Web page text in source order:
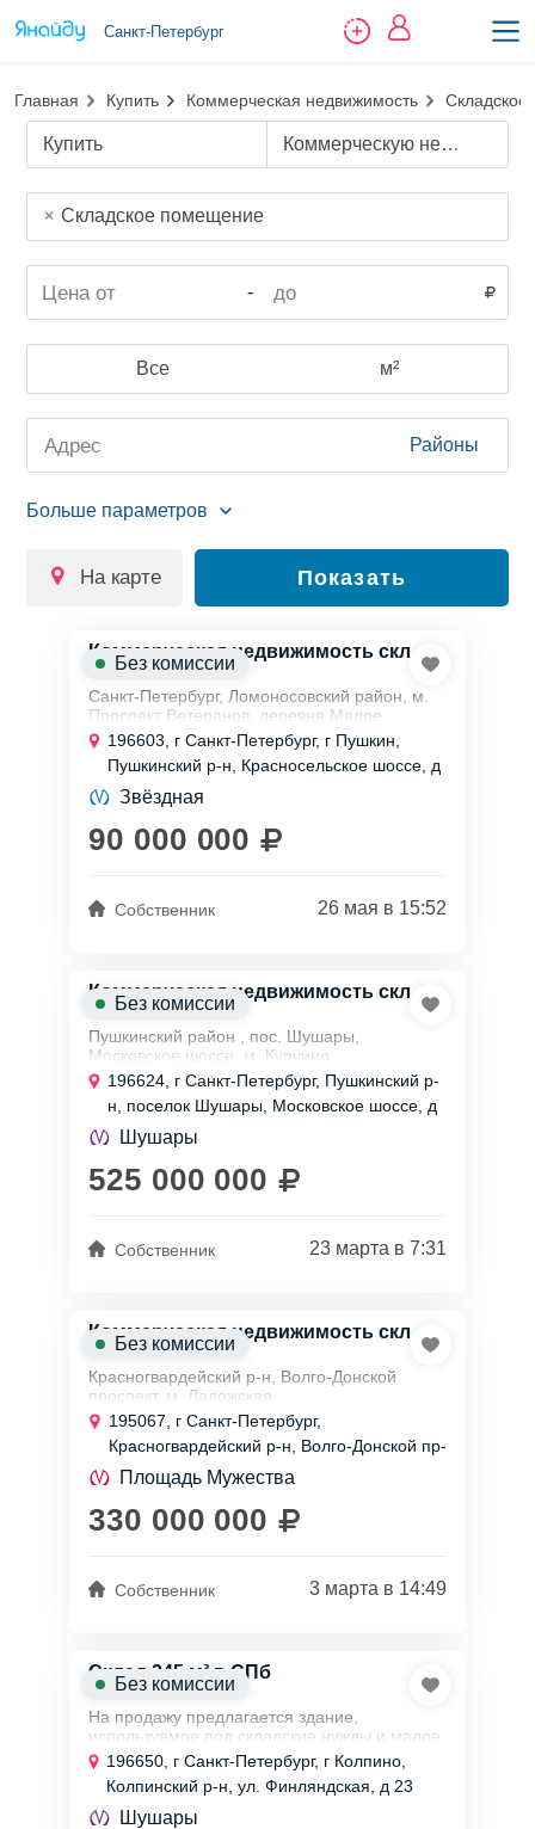
Санкт-Петербург
Главная Купить Коммерческая недвижимость
Купить Коммерческую недвижимость
Складское помещение
-
Все м²
Районы
на карте Показать
Коммерческая недвижимость скл.,
1500 м²
Санкт-Петербург, Ломоносовский район, м.
Проспект Ветеранов, деревня Малое
Карлино, Красносельское ш.
Продажа производственно-складского
помещения 1500 м2 с...
196603, г Санкт-Петербург, г Пушкин,
Пушкинский р-н, Красносельское шоссе, д
1 Звёздная
90 000 000
Собственник 26 мая в 15:52
Без комиссии
Коммерческая недвижимость скл.,
5000 м²
Пушкинский район , пос. Шушары,
Московское шоссе, м. Купчино
Продажа 3 секций под склад-производство
1700 кв м, 3500 кв м или 5000 кв м
Продается две секции под...
196624, г Санкт-Петербург, Пушкинский р-
н, поселок Шушары, Московское шоссе, д
9
Шушары
525 000 000
Собственник 23 марта в 7:31
Без комиссии
Коммерческая недвижимость скл.,
3300 м²
Красногвардейский р-н, Волго-Донской
проспект, м. Ладожская
Продажа склада 3300 кв м Класс А у КАД
Продаётся часть складского-
производственного комплекса Класса А ....
195067, г Санкт-Петербург,
Красногвардейский р-н, Волго-Донской пр-
кт, д 3
Площадь Мужества
330 000 000
Собственник 3 марта в 14:49
Без комиссии
Склад 245 м² в СПб
На продажу предлагается здание,
используемое под складские нужды и малое
производство. Первый этаж занимает 140
кв.м, остальная часть — это высокий второй
свет....
196650, г Санкт-Петербург, г Колпино,
Колпинский р-н, ул. Финляндская, д 23
литера В
Шушары
Без комиссии